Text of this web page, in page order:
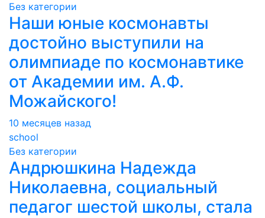
Без категории
Наши юные космонавты
достойно выступили на
олимпиаде по космонавтике
от Академии им. А.Ф.
Можайского!
10 месяцев назад
school
Без категории
Андрюшкина Надежда
Николаевна, социальный
педагог шестой школы, стала